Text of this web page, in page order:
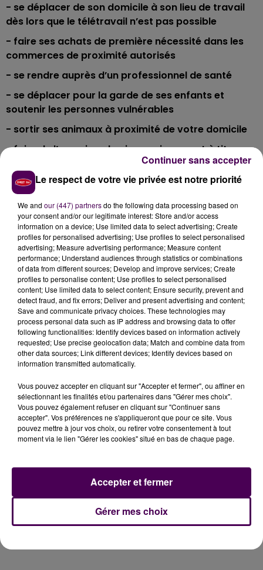
- se déplacer de son domicile à son lieu de travail
dès lors que le télétravail n’est pas possible
- faire ses achats de première nécessité dans les
commerces de proximité autorisés
- se rendre auprès d’un professionnel de santé
- se déplacer pour la garde de ses enfants et
soutenir les personnes vulnérables
- sortir ses animaux à proximité de votre domicile
- faire de l’exercice physique uniquement à titre
individuel, autour du domicile et sans aucun
rassemblement
Dans une allocution ce lundi 16 mars, Christophe
Castaner, ministre de l'Intérieur, a annoncé la
mobilisation de 100 000 policiers et gendarmes pour
veiller à ce que les règles liées au confinement soient
appliquées. En cas d'irrégularité, l'amende est fixée,
dans un premier temps, à 38 euros.
Les modèles d'attestation exigibles par les forces de
l'ordre seront téléchargeables sur lesite internet du
ministère de l'Intérieur.
#CORONAVIRUS| Lutte contre la propagation du
#COVID_19: des mesures de confinement entrent
en vigueur aujourd’hui à 12h, pour réduire contacts
��️ �x�L'attestation de déplacement
dérogatoire est disponible ici �x0
https://t.co/PQVLPdRzUr
17, 2020
Le respect de votre vie privée est notre priorité
We and our (447) partnersdo the following data processing based on
your consent and/or our legitimate interest: Store and/or access
information on a device; Use limited data to select advertising; Create
profiles for personalised advertising; Use profiles to select personalised
advertising; Measure advertising performance; Measure content
performance; Understand audiences through statistics or combinations
of data from different sources; Develop and improve services; Create
profiles to personalise content; Use profiles to select personalised
content; Use limited data to select content; Ensure security, prevent and
detect fraud, and fix errors; Deliver and present advertising and content;
Save and communicate privacy choices. These technologies may
process personal data such as IP address and browsing data to offer
following functionalities: Identify devices based on information actively
requested; Use precise geolocation data; Match and combine data from
other data sources; Link different devices; Identify devices based on
information transmitted automatically.
Vous pouvez accepter en cliquant sur "Accepter et fermer", ou affiner en
sélectionnant les finalités et/ou partenaires dans "Gérer mes choix".
Vous pouvez également refuser en cliquant sur "Continuer sans
accepter". Vos préférences ne s'appliqueront que pour ce site. Vous
pouvez mettre à jour vos choix, ou retirer votre consentement à tout
moment via le lien "Gérer les cookies" situé en bas de chaque page.
Gérer mes choix
Accepter et fermer
Continuer sans accepter